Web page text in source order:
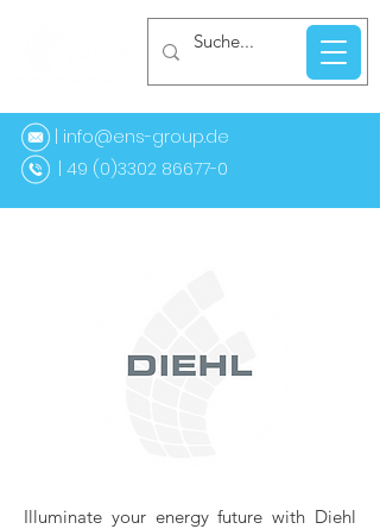
| info@ens-group.de
(0)3302 86677-0
Illuminate your energy future with Diehl